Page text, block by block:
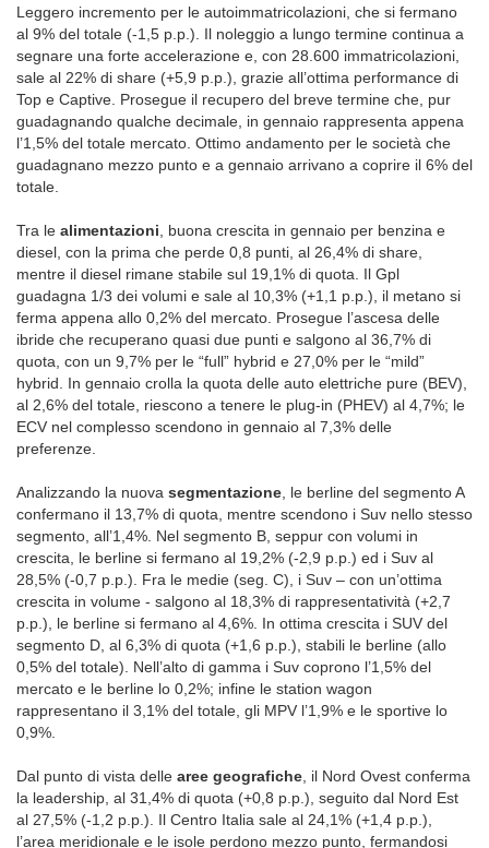
Leggero incremento per le autoimmatricolazioni, che si fermano
al 9% del totale (-1,5 p.p.). Il noleggio a lungo termine continua a
segnare una forte accelerazione e, con 28.600 immatricolazioni,
sale al 22% di share (+5,9 p.p.), grazie all’ottima performance di
Top e Captive. Prosegue il recupero del breve termine che, pur
guadagnando qualche decimale, in gennaio rappresenta appena
l’1,5% del totale mercato. Ottimo andamento per le società che
guadagnano mezzo punto e a gennaio arrivano a coprire il 6% del
totale.
Tra le alimentazioni , buona crescita in gennaio per benzina e
diesel, con la prima che perde 0,8 punti, al 26,4% di share,
mentre il diesel rimane stabile sul 19,1% di quota. Il Gpl
guadagna 1/3 dei volumi e sale al 10,3% (+1,1 p.p.), il metano si
ferma appena allo 0,2% del mercato. Prosegue l’ascesa delle
ibride che recuperano quasi due punti e salgono al 36,7% di
quota, con un 9,7% per le “full” hybrid e 27,0% per le “mild”
hybrid. In gennaio crolla la quota delle auto elettriche pure (BEV),
al 2,6% del totale, riescono a tenere le plug-in (PHEV) al 4,7%; le
ECV nel complesso scendono in gennaio al 7,3% delle
preferenze.
Analizzando la nuova segmentazione , le berline del segmento A
confermano il 13,7% di quota, mentre scendono i Suv nello stesso
segmento, all’1,4%. Nel segmento B, seppur con volumi in
crescita, le berline si fermano al 19,2% (-2,9 p.p.) ed i Suv al
28,5% (-0,7 p.p.). Fra le medie (seg. C), i Suv – con un’ottima
crescita in volume - salgono al 18,3% di rappresentatività (+2,7
p.p.), le berline si fermano al 4,6%. In ottima crescita i SUV del
segmento D, al 6,3% di quota (+1,6 p.p.), stabili le berline (allo
0,5% del totale). Nell’alto di gamma i Suv coprono l’1,5% del
mercato e le berline lo 0,2%; infine le station wagon
rappresentano il 3,1% del totale, gli MPV l’1,9% e le sportive lo
0,9%.
Dal punto di vista delle aree geografiche il Nord Ovest conferma
la leadership, al 31,4% di quota (+0,8 p.p.), seguito dal Nord Est
al 27,5% (-1,2 p.p.). Il Centro Italia sale al 24,1% (+1,4 p.p.),
l’area meridionale e le isole perdono mezzo punto, fermandosi